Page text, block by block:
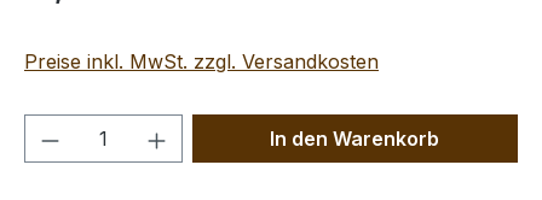
Preise inkl. MwSt. zzgl. Versandkosten
Produkt Anzahl: Gib denIn den Warenkorb